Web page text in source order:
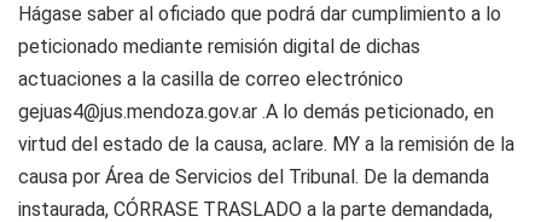
Hágase saber al oficiado que podrá dar cumplimiento a lo
peticionado mediante remisión digital de dichas
actuaciones a la casilla de correo electrónico
gejuas4@jus.mendoza.gov.ar .A lo demás peticionado, en
virtud del estado de la causa, aclare. MY a la remisión de la
causa por Área de Servicios del Tribunal. De la demanda
instaurada, CÓRRASE TRASLADO a la parte demandada,